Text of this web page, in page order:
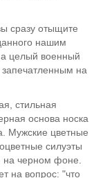
сразу отыщите
нашим
а целый военный
на
стильная
основа носка
Мужские цветные
силуэты
на черном фоне.
на вопрос: "что